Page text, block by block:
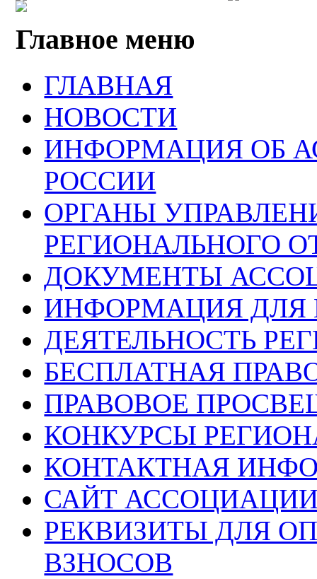
Главное меню
ГЛАВНАЯ
НОВОСТИ
ИНФОРМАЦИЯ ОБ
РОССИИ
ОРГАНЫ
РЕГИОНАЛЬНОГО
ДОКУМЕНТЫ
ИНФОРМАЦИЯ ДЛЯ
ДЕЯТЕЛЬНОСТЬ
БЕСПЛАТНАЯ
ПРАВОВОЕ
КОНКУРСЫ
КОНТАКТНАЯ
САЙТ
РЕКВИЗИТЫ ДЛЯ
ВЗНОСОВ